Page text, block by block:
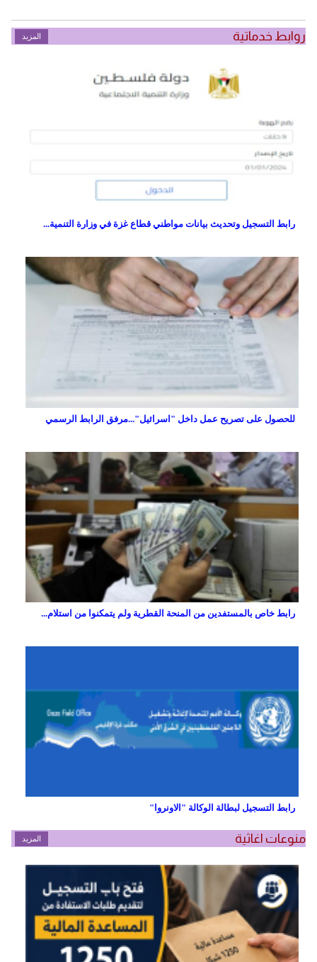
روابط خدماتية المزيد
رابط التسجيل وتحديث بيانات مواطني قطاع غزة في وزارة التنمية...
للحصول على تصريح عمل داخل "اسرائيل"...مرفق الرابط الرسمي
رابط خاص بالمستفدين من المنحة القطرية ولم يتمكنوا من استلام...
رابط التسجيل لبطالة الوكالة "الاونروا"
منوعات اغاثية المزيد